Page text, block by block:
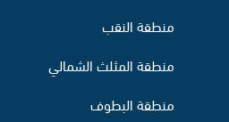
منطقة النقب
منطقة المثلث الشمالي
منطقة البطوف